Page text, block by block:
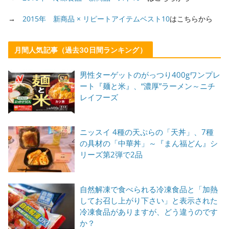
→ 2015年 新商品 × リピートアイテムベスト10はこちらから
月間人気記事（過去30日間ランキング）
男性ターゲットのがっつり400gワンプレ
ート『麺と米』、“濃厚”ラーメン～ニチ
レイフーズ
ニッスイ 4種の天ぷらの「天丼」、7種
の具材の「中華丼」～『まん福どん』シ
リーズ第2弾で2品
自然解凍で食べられる冷凍食品と「加熱
してお召し上がり下さい」と表示された
冷凍食品がありますが、どう違うのです
か？